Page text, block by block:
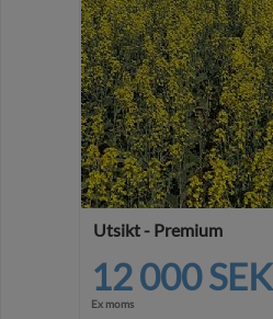
Utsikt - Premium
12 000 SEK
Ex moms